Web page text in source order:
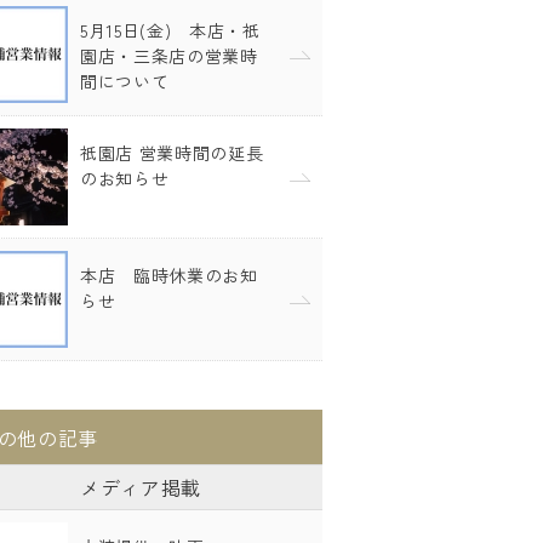
5月15日(金) 本店・祇
園店・三条店の営業時
間について
祇園店 営業時間の延長
のお知らせ
本店 臨時休業のお知
らせ
他の記事
メディア掲載